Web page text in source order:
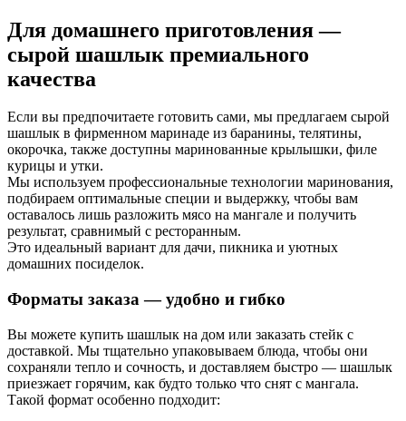
Для домашнего приготовления —
сырой шашлык премиального
качества
Если вы предпочитаете готовить сами, мы предлагаем сырой
шашлык в фирменном маринаде из баранины, телятины,
окорочка, также доступны маринованные крылышки, филе
курицы и утки.
Мы используем профессиональные технологии маринования,
подбираем оптимальные специи и выдержку, чтобы вам
оставалось лишь разложить мясо на мангале и получить
результат, сравнимый с ресторанным.
Это идеальный вариант для дачи, пикника и уютных
домашних посиделок.
Форматы заказа — удобно и гибко
Вы можете купить шашлык на дом или заказать стейк с
доставкой. Мы тщательно упаковываем блюда, чтобы они
сохраняли тепло и сочность, и доставляем быстро — шашлык
приезжает горячим, как будто только что снят с мангала.
Такой формат особенно подходит: